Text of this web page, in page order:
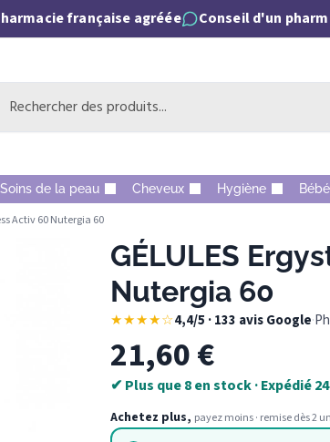
française agréée Conseil d'un
Soins de la peau Cheveux Hygiène Bébé
Activ 60 Nutergia 60
GÉLULES
Nutergia 60
★★★★☆4,4/5 · 133 avis Google·
21,60€
✔ Plus que 8 en stock · Expédié
Achetez plus, payez moins · remise dès 2